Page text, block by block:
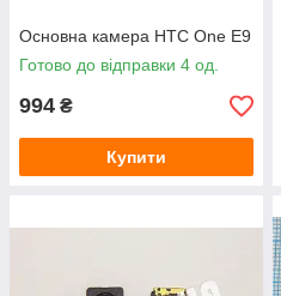
Основна камера HTC One E9
Готово до відправки 4 од.
994 ₴
Купити